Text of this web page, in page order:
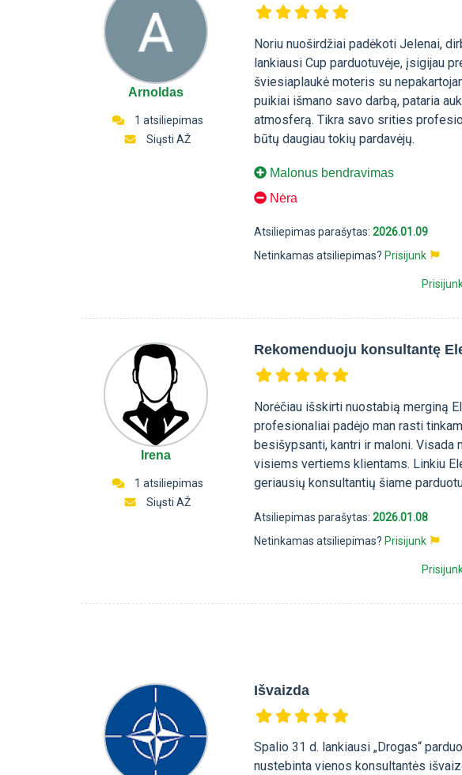
Arnoldas
1 atsiliepimas
Siųsti AŽ
Noriu nuoširdžiai padėkoti Jelenai,
lankiausi Cup parduotuvėje, įsigijau
šviesiaplaukė moteris su
puikiai išmano savo darbą, pataria
atmosferą. Tikra savo srities
būtų daugiau tokių pardavėjų.
Malonus bendravimas
Nėra
Atsiliepimas parašytas:2026.01.09
Netinkamas atsiliepimas? Prisijunk
Irena
1 atsiliepimas
Siųsti AŽ
Rekomenduoju konsultantę
Norėčiau išskirti nuostabią merginą
profesionaliai padėjo man rasti
besišypsanti, kantri ir maloni. Visada
visiems vertiems klientams. Linkiu
geriausių konsultantių šiame
Atsiliepimas parašytas:2026.01.08
Netinkamas atsiliepimas?Prisijunk
Išvaizda
Spalio 31 d. lankiausi „Drogas“
nustebinta vienos konsultantės